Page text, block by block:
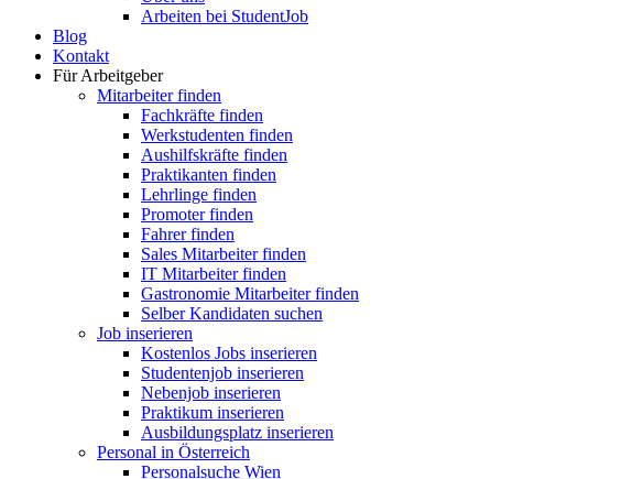
Arbeiten bei StudentJob
Blog
Kontakt
Für Arbeitgeber
Mitarbeiter finden
Fachkräfte finden
Werkstudenten finden
Aushilfskräfte finden
Praktikanten finden
Lehrlinge finden
Promoter finden
Fahrer finden
Sales Mitarbeiter finden
IT Mitarbeiter finden
Gastronomie Mitarbeiter finden
Selber Kandidaten suchen
Job inserieren
Kostenlos Jobs inserieren
Studentenjob inserieren
Nebenjob inserieren
Praktikum inserieren
Ausbildungsplatz inserieren
Personal in Österreich
Personalsuche Wien